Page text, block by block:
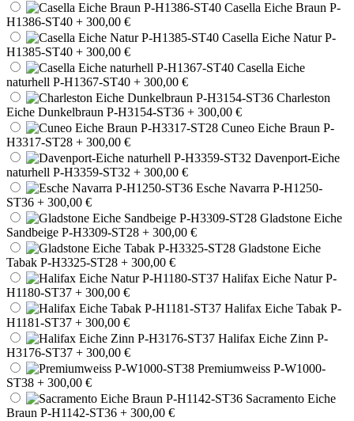
Casella Eiche Braun P-
H1386-ST40 + 300,00 €
Casella Eiche Natur P-
H1385-ST40 + 300,00 €
Casella Eiche
naturhell P-H1367-ST40 + 300,00 €
Charleston
Eiche Dunkelbraun P-H3154-ST36 + 300,00 €
Cuneo Eiche Braun P-
H3317-ST28 + 300,00 €
Davenport-Eiche
naturhell P-H3359-ST32 + 300,00 €
Esche Navarra P-H1250-
ST36 + 300,00 €
Gladstone Eiche
Sandbeige P-H3309-ST28 + 300,00 €
Gladstone Eiche
Tabak P-H3325-ST28 + 300,00 €
Halifax Eiche Natur P-
H1180-ST37 + 300,00 €
Halifax Eiche Tabak P-
H1181-ST37 + 300,00 €
Halifax Eiche Zinn P-
H3176-ST37 + 300,00 €
Premiumweiss P-W1000-
ST38 + 300,00 €
Sacramento Eiche
Braun P-H1142-ST36 + 300,00 €